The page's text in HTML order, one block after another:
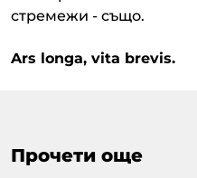
стремежи - също.
Ars longa, vita brevis.
Прочети още